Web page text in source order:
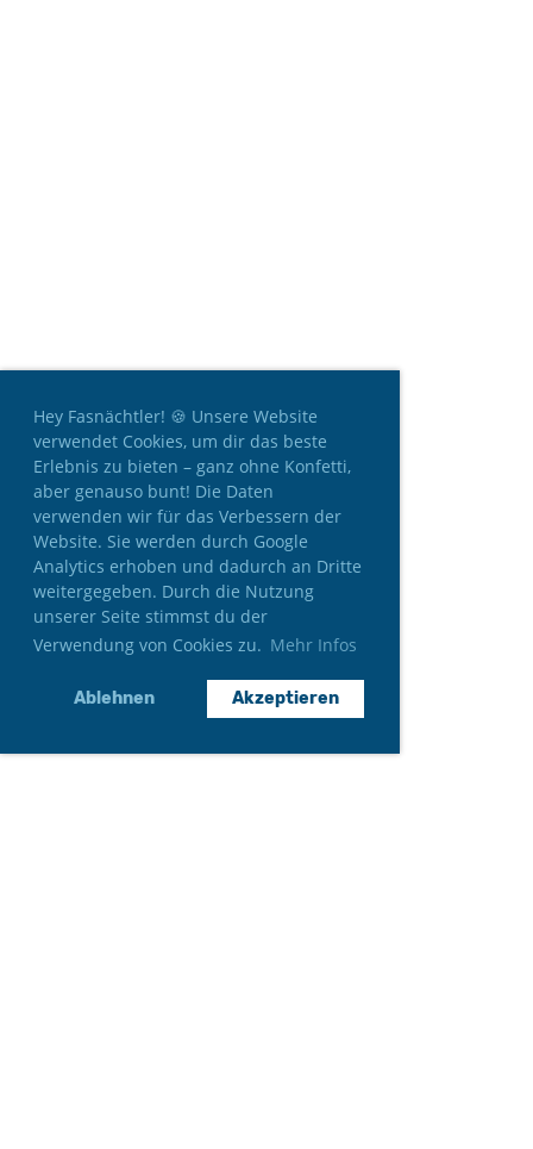
Hey Fasnächtler! 🍪 Unsere Website
verwendet Cookies, um dir das beste
Erlebnis zu bieten – ganz ohne Konfetti,
aber genauso bunt! Die Daten
verwenden wir für das Verbessern der
Website. Sie werden durch Google
Analytics erhoben und dadurch an Dritte
weitergegeben. Durch die Nutzung
unserer Seite stimmst du der
Verwendung von Cookies zu. Mehr Infos
Ablehnen Akzeptieren